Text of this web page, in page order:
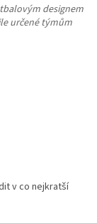
designem
určené týmům
v co nejkratší